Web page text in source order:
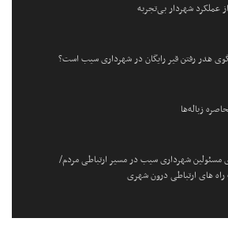
عملکرد شهردار بی‌تجربه
هدر رفتن قیر رایگان در شهرداری سیب است؟
زباله‌ها
شهرداری سیب در مسیر ارتباطی مردم/
راه های ارتباطی درون شهری